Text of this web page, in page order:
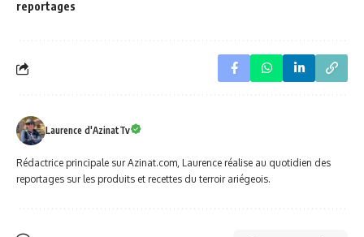
reportages
Laurence d'AzinatTv
Rédactrice principale sur Azinat.com, Laurence réalise au quotidien des
reportages sur les produits et recettes du terroir ariégeois.